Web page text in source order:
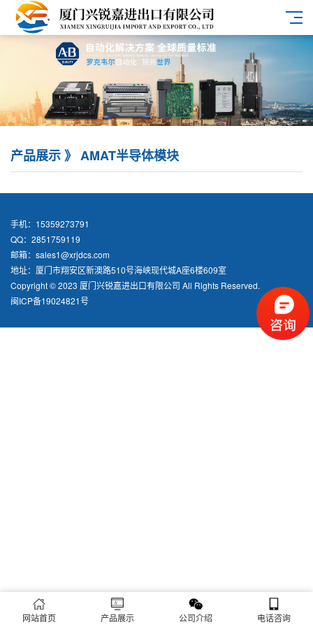
产品展示 》 AMAT半导体模块
手机：15359273791
QQ：2851759119
邮箱：sales1@xrjdcs.com
地址：厦门市翔安区新澳路510号海峡现代城A座6楼609室
Copyright © 2023 厦门兴锐嘉进出口有限公司 All Rights Reserved.
闽ICP备19024821号
网站首页 产品展示 公司介绍 电话咨询